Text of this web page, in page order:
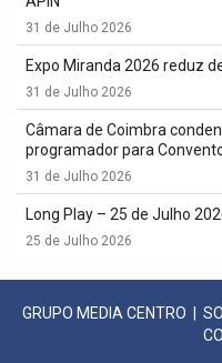
31 de Julho 2026
Expo Miranda 2026 reduz
31 de Julho 2026
Câmara de Coimbra
programador para
31 de Julho 2026
Long Play – 25 de Julho
25 de Julho 2026
GRUPO MEDIA CENTRO